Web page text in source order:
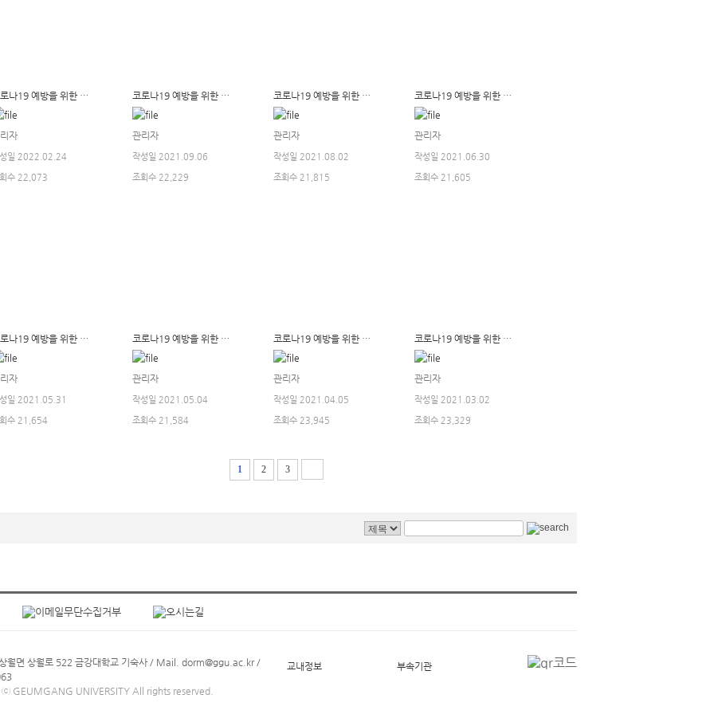
코로나19 예방을 위한 기숙사 소독사항 알림(9월분)
자
일 2022.02.24
수 22,073
코로나19 예방을 위한 기숙사 소독사항 알림(8월분)
관리자
작성일 2021.09.06
조회수 22,229
코로나19 예방을 위한 기숙사 소독사항 알림(7월분)
관리자
작성일 2021.08.02
조회수 21,815
코로나19 예방을 위한 기숙사 소독사항 알림(6월분)
관리자
작성일 2021.06.30
조회수 21,605
코로나19 예방을 위한 기숙사 소독사항 알림(5월분)
자
일 2021.05.31
수 21,654
코로나19 예방을 위한 기숙사 소독사항 알림(4월분)
관리자
작성일 2021.05.04
조회수 21,584
코로나19 예방을 위한 기숙사 소독사항 알림(3월분)
관리자
작성일 2021.04.05
조회수 23,945
코로나19 예방을 위한 기숙사 소독사항 알림(2월분)
관리자
작성일 2021.03.02
조회수 23,329
1 2 3
월면 상월로 522 금강대학교 기숙사 / Mail. dorm@ggu.ac.kr /
GEUMGANG UNIVERSITY All rights reserved.
교내정보 부속기관